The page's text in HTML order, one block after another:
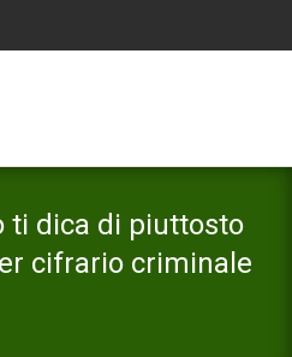
ti dica di piuttosto
cifrario criminale